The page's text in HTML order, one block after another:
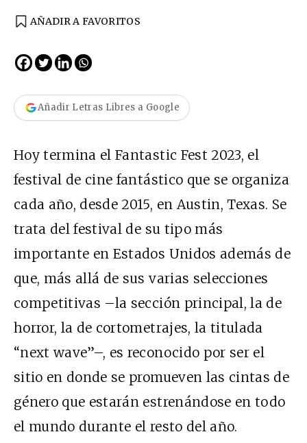
AÑADIR A FAVORITOS
Añadir Letras Libres a Google
Hoy termina el Fantastic Fest 2023, el
festival de cine fantástico que se organiza
cada año, desde 2015, en Austin, Texas. Se
trata del festival de su tipo más
importante en Estados Unidos además de
que, más allá de sus varias selecciones
competitivas –la sección principal, la de
horror, la de cortometrajes, la titulada
“next wave”–, es reconocido por ser el
sitio en donde se promueven las cintas de
género que estarán estrenándose en todo
el mundo durante el resto del año.